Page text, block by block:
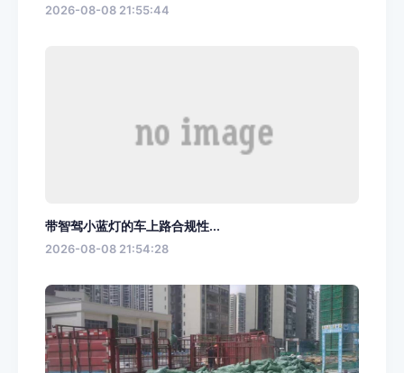
2026-08-08 21:55:44
带智驾小蓝灯的车上路合规性...
2026-08-08 21:54:28